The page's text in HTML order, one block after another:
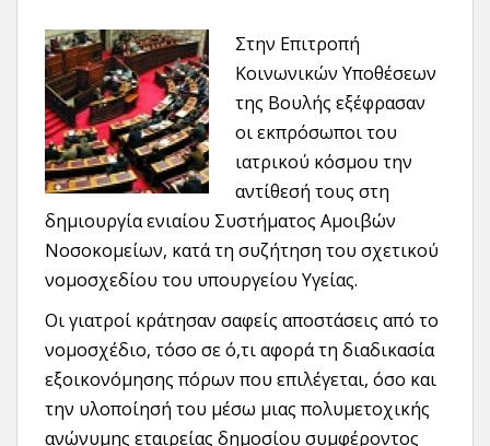
Στην Επιτροπή
Κοινωνικών Υποθέσεων
της Βουλής εξέφρασαν
οι εκπρόσωποι του
ιατρικού κόσμου την
αντίθεσή τους στη
δημιουργία ενιαίου Συστήματος Αμοιβών
Νοσοκομείων, κατά τη συζήτηση του σχετικού
νομοσχεδίου του υπουργείου Υγείας.
Οι γιατροί κράτησαν σαφείς αποστάσεις από το
νομοσχέδιο, τόσο σε ό,τι αφορά τη διαδικασία
εξοικονόμησης πόρων που επιλέγεται, όσο και
την υλοποίησή του μέσω μιας πολυμετοχικής
ανώνυμης εταιρείας δημοσίου συμφέροντος